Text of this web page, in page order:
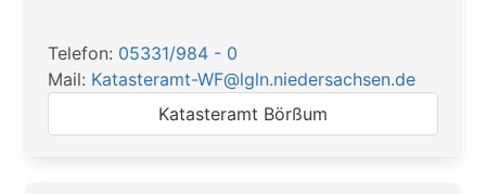
Telefon: 05331/984 - 0
Mail: Katasteramt-WF@lgln.niedersachsen.de
Katasteramt Börßum